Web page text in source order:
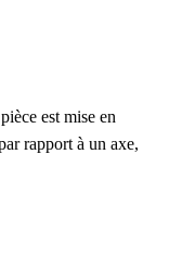
est mise en
rapport à un axe,